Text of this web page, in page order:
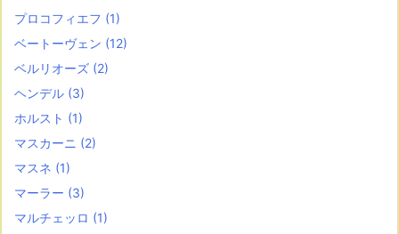
プロコフィエフ (1)
ベートーヴェン (12)
ベルリオーズ (2)
ヘンデル (3)
ホルスト (1)
マスカーニ (2)
マスネ (1)
マーラー (3)
マルチェッロ (1)